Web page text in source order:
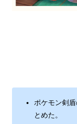
ポケモン剣
とめた。